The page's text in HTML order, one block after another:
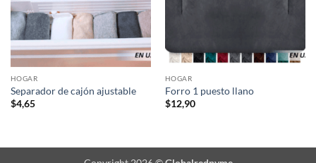
HOGAR
Separador de cajón ajustable
$4,65
HOGAR
Forro 1 puesto llano
$12,90